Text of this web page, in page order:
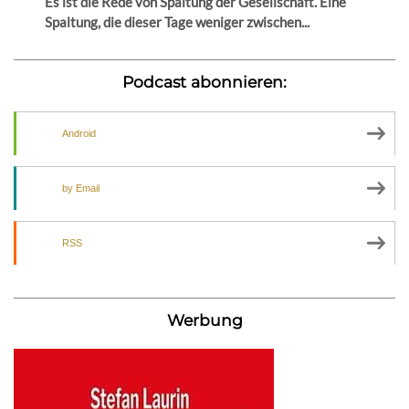
Spaltung, die dieser Tage weniger zwischen...
Podcast abonnieren:
Android
by Email
RSS
Werbung